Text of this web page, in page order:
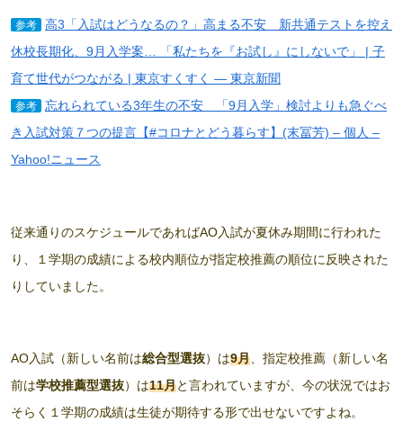
参考
高3「入試はどうなるの？」高まる不安 新共通テストを控え
休校長期化、9月入学案… 「私たちを『お試し』にしないで」 | 子
育て世代がつながる | 東京すくすく ― 東京新聞
参考
忘れられている3年生の不安 「9月入学」検討よりも急ぐべ
き入試対策７つの提言【#コロナとどう暮らす】(末冨芳) – 個人 –
Yahoo!ニュース
従来通りのスケジュールであればAO入試が夏休み期間に行われた
り、１学期の成績による校内順位が指定校推薦の順位に反映された
りしていました。
AO入試（新しい名前は総合型選抜）は9月 、指定校推薦（新しい名
前は学校推薦型選抜）は11月と言われていますが、今の状況ではお
そらく１学期の成績は生徒が期待する形で出せないですよね。